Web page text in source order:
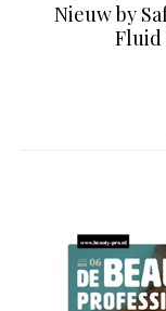
Nieuw by
Fluid